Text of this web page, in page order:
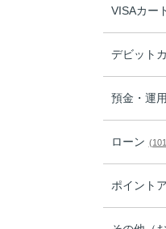
VISAカー
デビット
預金・運
ローン
ポイント